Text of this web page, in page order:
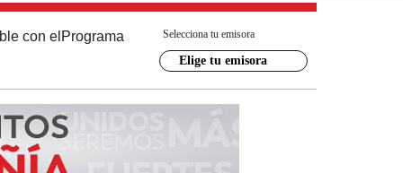
con el Programa Selecciona tu emisora
Elige tu emisora